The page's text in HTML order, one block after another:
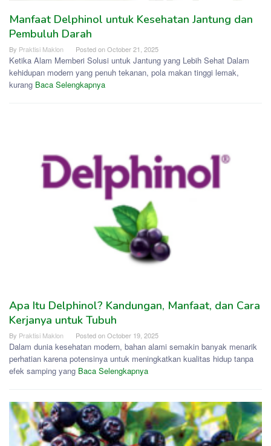
Manfaat Delphinol untuk Kesehatan Jantung dan
Pembuluh Darah
By Praktisi Maklon Posted onOctober 21, 2025
Ketika Alam Memberi Solusi untuk Jantung yang Lebih Sehat Dalam
kehidupan modern yang penuh tekanan, pola makan tinggi lemak,
kurang Baca Selengkapnya
Apa Itu Delphinol? Kandungan, Manfaat, dan Cara
Kerjanya untuk Tubuh
By Praktisi Maklon Posted onOctober 19, 2025
Dalam dunia kesehatan modern, bahan alami semakin banyak menarik
perhatian karena potensinya untuk meningkatkan kualitas hidup tanpa
efek samping yang Baca Selengkapnya